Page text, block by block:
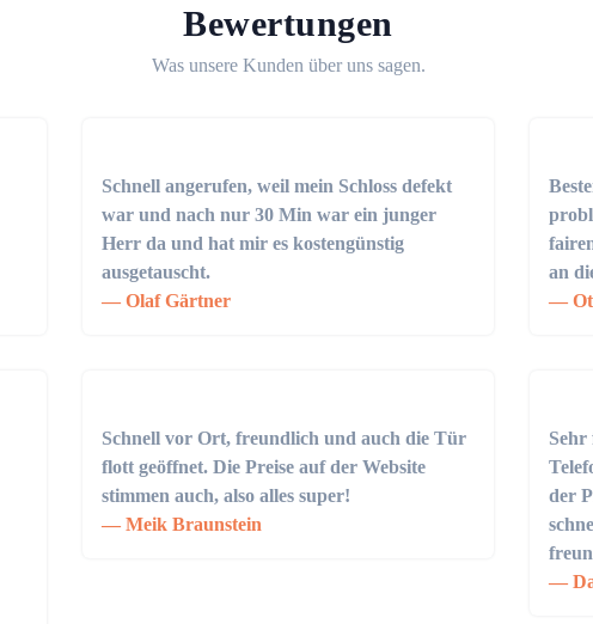
Bewertungen
Was unsere Kunden über uns sagen.
Schnell angerufen, weil mein Schloss defekt
war und nach nur 30 Min war ein junger
Herr da und hat mir es kostengünstig
ausgetauscht.
Olaf Gärtner
an
Schnell vor Ort, freundlich und auch die Tür
flott geöffnet. Die Preise auf der Website
stimmen auch, also alles super!
Meik Braunstein
Sehr
der